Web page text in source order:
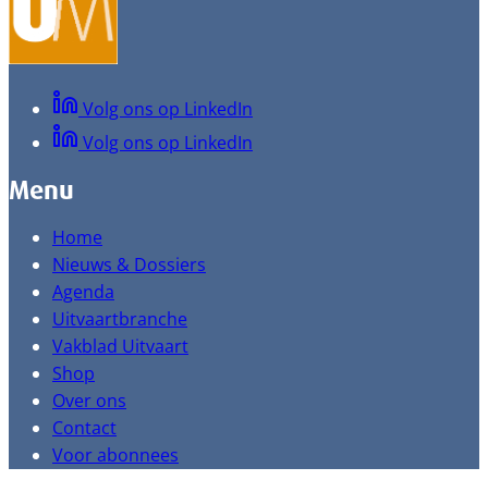
Volg ons op LinkedIn
Volg ons op LinkedIn
Menu
Home
Nieuws & Dossiers
Agenda
Uitvaartbranche
Vakblad Uitvaart
Shop
Over ons
Contact
Voor abonnees